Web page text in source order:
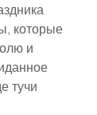
которые
и
тучи